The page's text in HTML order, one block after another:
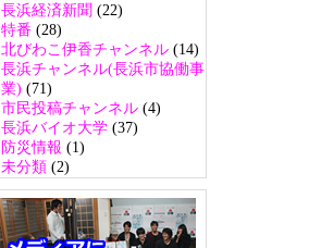
長浜経済新聞 (22)
特番 (28)
北びわこ伊香チャンネル (14)
長浜チャンネル(長浜市協働事
業) (71)
市民投稿チャンネル (4)
長浜バイオ大学 (37)
防災情報 (1)
未分類 (2)